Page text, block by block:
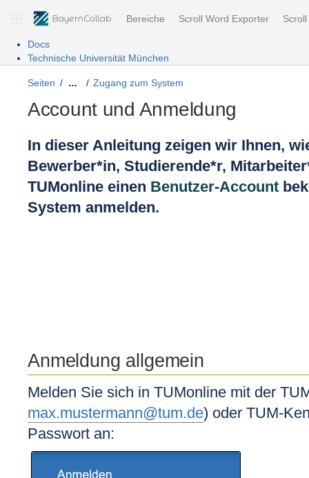
Bereiche Scroll Word Exporter
Docs
Technische Universität München
Seiten … Zugang zum System
Account und Anmeldung
In dieser Anleitung zeigen wir Ihnen,
Bewerber*in, Studierende*r,
TUMonline einen Benutzer-Account
System anmelden.
Anmeldung allgemein
Melden Sie sich in TUMonline mit der
max.mustermann@tum.de) oder TUM-
Passwort an: